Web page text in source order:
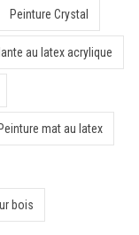
Peinture Crystal
au latex acrylique
Peinture mat au latex
bois